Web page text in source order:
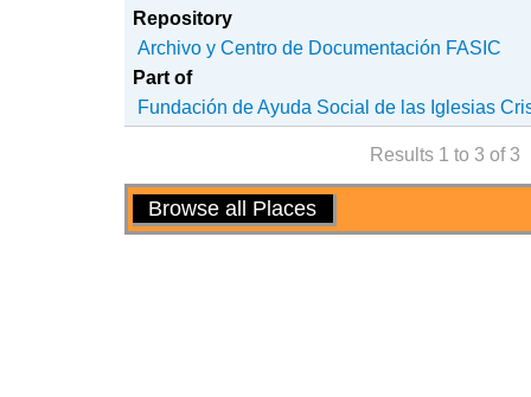
Repository
Archivo y Centro de Documentación FASIC
Part of
Fundación de Ayuda Social de las Iglesias
Results 1 to 3 of 3
Actions
Browse all Places